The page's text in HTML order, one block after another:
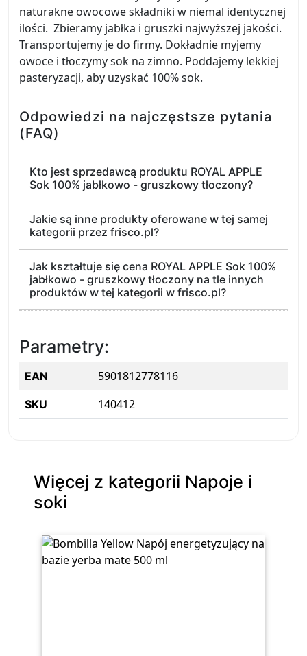
naturakne owocowe składniki w niemal identycznej
ilości. Zbieramy jabłka i gruszki najwyższej jakości.
Transportujemy je do firmy. Dokładnie myjemy
owoce i tłoczymy sok na zimno. Poddajemy lekkiej
pasteryzacji, aby uzyskać 100% sok.
Odpowiedzi na najczęstsze pytania
(FAQ)
Kto jest sprzedawcą produktu ROYAL APPLE
Sok 100% jabłkowo - gruszkowy tłoczony?
Jakie są inne produkty oferowane w tej samej
kategorii przez frisco.pl?
Jak kształtuje się cena ROYAL APPLE Sok 100%
jabłkowo - gruszkowy tłoczony na tle innych
produktów w tej kategorii w frisco.pl?
Parametry:
EAN 5901812778116
SKU 140412
Więcej z kategorii Napoje i
soki